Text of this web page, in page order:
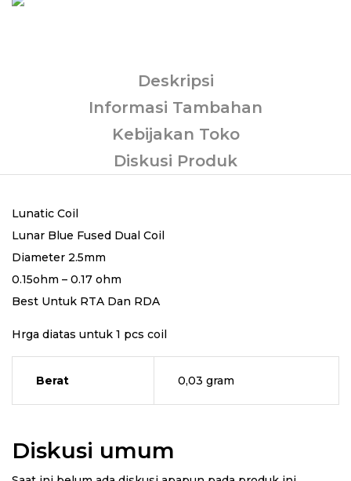
HARGA
Deskripsi
Informasi Tambahan
Kebijakan Toko
Diskusi Produk
Lunatic Coil
Lunar Blue Fused Dual Coil
Diameter 2.5mm
0.15ohm – 0.17 ohm
Best Untuk RTA Dan RDA
Hrga diatas untuk 1 pcs coil
Berat 0,03 gram
Diskusi umum